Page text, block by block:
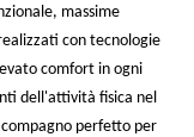
massime
con tecnologie
comfort in ogni
dell'attività fisica nel
perfetto per